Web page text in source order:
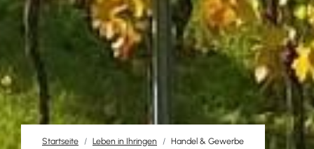
Startseite Leben in Ihringen Handel & Gewerbe